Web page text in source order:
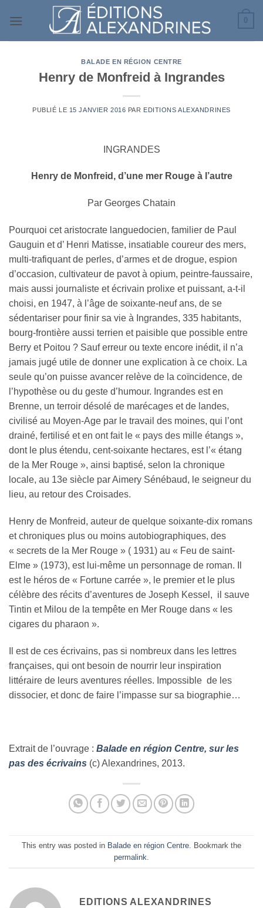
BALADE EN RÉGION CENTRE
Henry de Monfreid à Ingrandes
PUBLIÉ LE 15 JANVIER 2016 PAR EDITIONS ALEXANDRINES
INGRANDES
Henry de Monfreid, d’une mer Rouge à l’autre
Par Georges Chatain
Pourquoi cet aristocrate languedocien, familier de Paul
Gauguin et d’ Henri Matisse, insatiable coureur des mers,
multi-trafiquant de perles, d’armes et de drogue, espion
d’occasion, cultivateur de pavot à opium, peintre-faussaire,
mais aussi journaliste et écrivain prolixe et puissant, a-t-il
choisi, en 1947, à l’âge de soixante-neuf ans, de se
sédentariser pour finir sa vie à Ingrandes, 335 habitants,
bourg-frontière aussi terrien et paisible que possible entre
Berry et Poitou ? Sauf erreur ou texte encore inédit, il n’a
jamais jugé utile de donner une explication à ce choix. La
seule qu’on puisse avancer relève de la coïncidence, de
l’hypothèse ou du geste d’humour. Ingrandes est en
Brenne, un terroir désolé de marécages et de landes,
civilisé au Moyen-Age par le travail des moines, qui l’ont
drainé, fertilisé et en ont fait le « pays des mille étangs »,
dont le plus étendu, cent-soixante hectares, est l’« étang
de la Mer Rouge », ainsi baptisé, selon la chronique
locale, au 13e siècle par Aimery Sénébaud, le seigneur du
lieu, au retour des Croisades.
Henry de Monfreid, auteur de quelque soixante-dix romans
et chroniques plus ou moins autobiographiques, des
« secrets de la Mer Rouge » ( 1931) au « Feu de saint-
Elme » (1973), est lui-même un personnage de roman. Il
est le héros de « Fortune carrée », le premier et le plus
célèbre des récits d’aventures de Joseph Kessel, il sauve
Tintin et Milou de la tempête en Mer Rouge dans « les
cigares du pharaon ».
Il est de ces écrivains, pas si nombreux dans les lettres
françaises, qui ont besoin de nourrir leur inspiration
littéraire de leurs aventures réelles. Impossible de les
dissocier, et donc de faire l’impasse sur sa biographie…
Extrait de l’ouvrage : Balade en région Centre, sur les
pas des écrivains (c) Alexandrines, 2013.
This entry was posted in Balade en région Centre . Bookmark the
permalink
EDITIONS ALEXANDRINES